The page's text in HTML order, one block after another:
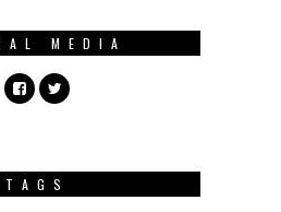
MEDIA
TAGS